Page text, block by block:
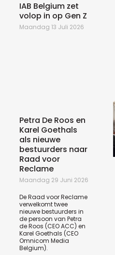
IAB Belgium zet
volop in op Gen Z
Maandag 13 Juli 2026
Petra De Roos en
Karel Goethals
als nieuwe
bestuurders naar
Raad voor
Reclame
Maandag 29 Juni 2026
De Raad voor Reclame
verwelkomt twee
nieuwe bestuurders in
de persoon van Petra
de Roos (CEO ACC) en
Karel Goethals (CEO
Omnicom Media
Belgium).